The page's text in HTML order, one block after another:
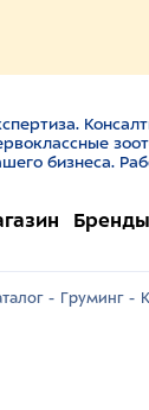
бизнеса.
Бренды
- Груминг -